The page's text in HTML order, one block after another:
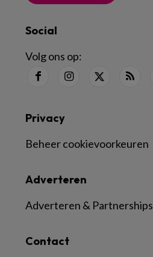
Social
Volg ons op:
Contact
Adverteren
Adverteren & Partnerships
Privacy
Beheer cookievoorkeuren